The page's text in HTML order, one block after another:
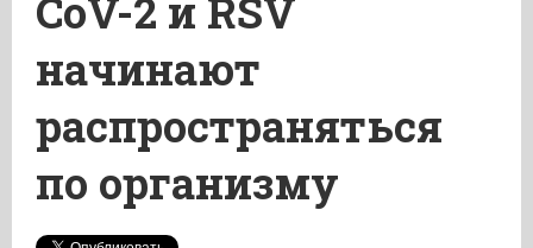
CoV-2 и RSV
начинают
распространяться
по организму